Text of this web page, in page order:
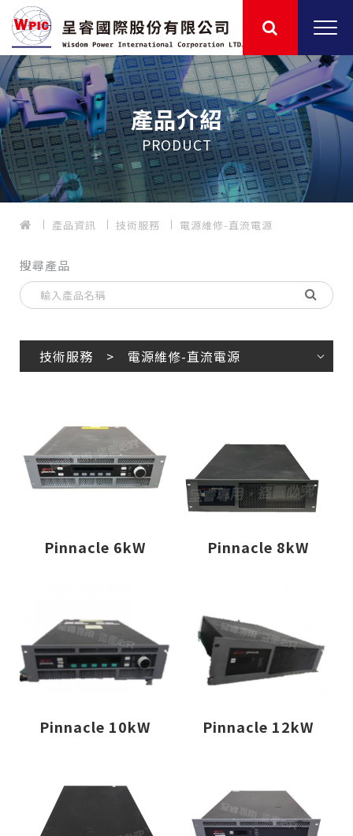
產品介紹
PRODUCT
產品資訊 技術服務 電源維修-直流電源
搜尋產品
技術服務 > 電源維修-直流電源
Pinnacle 6kW Pinnacle 8kW
Pinnacle 10kW Pinnacle 12kW